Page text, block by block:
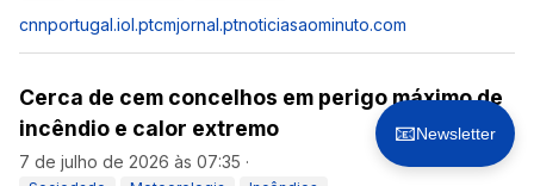
cnnportugal.iol.ptcmjornal.ptnoticiasaominuto.com
Cerca de cem concelhos em perigo máximo de
incêndio e calor extremo
7 de julho de 2026 às 07:35 ·
📧Newsletter